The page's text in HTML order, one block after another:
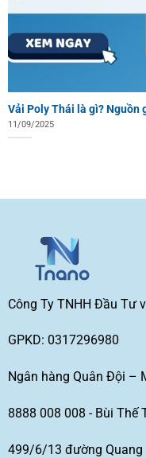
Vải Poly Thái là gì? Nguồn
11/09/2025
Công Ty TNHH Đầu Tư
GPKD: 0317296980
Ngân hàng Quân Đội –
8888 008 008 - Bùi Thế
499/6/13 đường Quang